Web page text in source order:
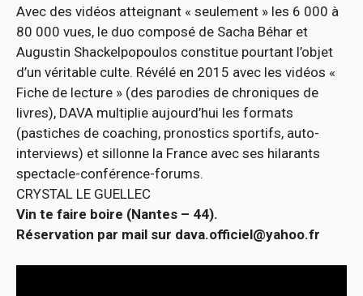
Avec des vidéos atteignant « seulement » les 6 000 à
80 000 vues, le duo composé de Sacha Béhar et
Augustin Shackelpopoulos constitue pourtant l’objet
d’un véritable culte. Révélé en 2015 avec les vidéos «
Fiche de lecture » (des parodies de chroniques de
livres), DAVA multiplie aujourd’hui les formats
(pastiches de coaching, pronostics sportifs, auto-
interviews) et sillonne la France avec ses hilarants
spectacle-conférence-forums.
CRYSTAL LE GUELLEC
Vin te faire boire (Nantes – 44).
Réservation par mail sur dava.officiel@yahoo.fr